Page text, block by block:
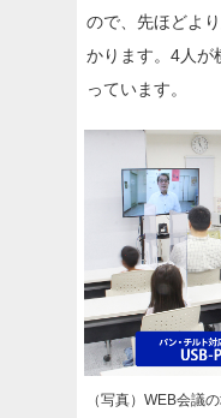
ので、先ほどよ
かります。4人が
っています。
（写真）WEB会議